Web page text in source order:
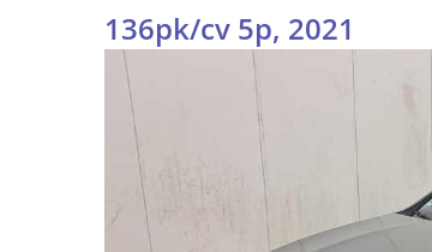
136pk/cv 5p, 2021